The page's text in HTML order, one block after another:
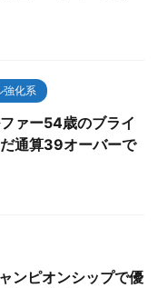
強化系
ァー54歳のブライ
通算39オーバーで
ンピオンシップで優